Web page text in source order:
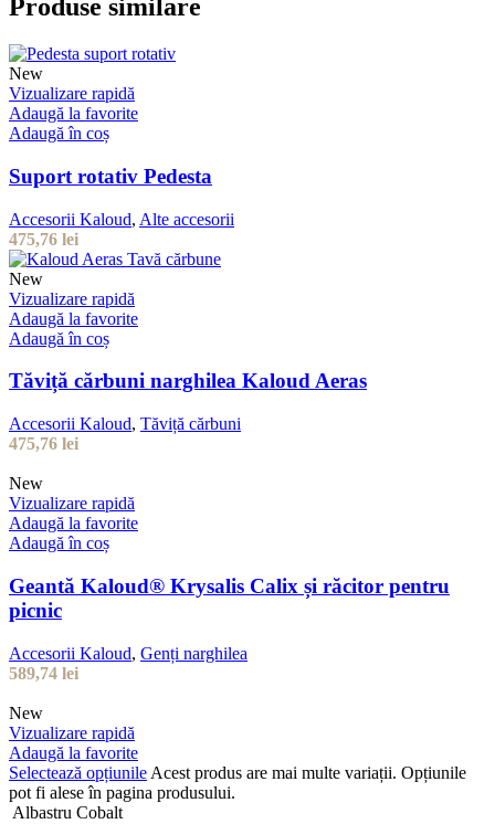
Produse similare
New
Vizualizare rapidă
Adaugă la favorite
Adaugă în coș
Suport rotativ Pedesta
Accesorii Kaloud, Alte accesorii
475,76 lei
New
Vizualizare rapidă
Adaugă la favorite
Adaugă în coș
Tăviță cărbuni narghilea Kaloud Aeras
Accesorii Kaloud, Tăviță cărbuni
475,76 lei
New
Vizualizare rapidă
Adaugă la favorite
Adaugă în coș
Geantă Kaloud® Krysalis Calix și răcitor pentru
picnic
Accesorii Kaloud, Genți narghilea
589,74 lei
New
Vizualizare rapidă
Adaugă la favorite
Selectează opțiunile Acest produs are mai multe variații. Opțiunile
pot fi alese în pagina produsului.
Albastru Cobalt